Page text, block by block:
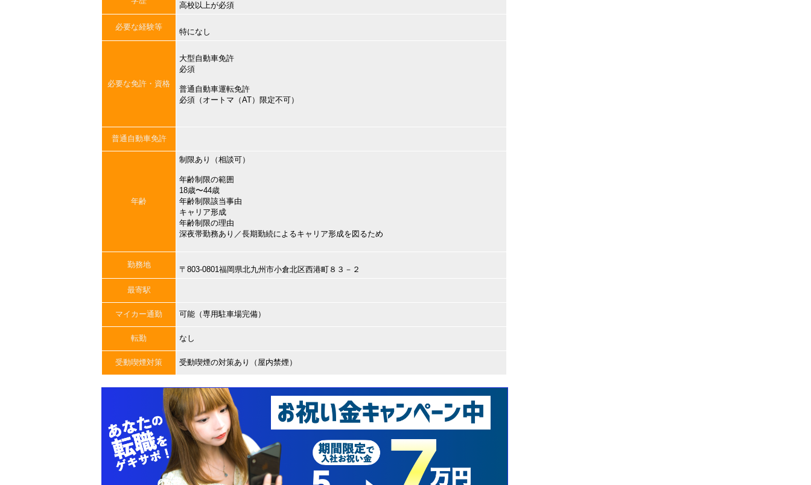
高校以上が必須
必要な経験等
特になし
必要な免許・資格
大型自動車免許
必須
普通自動車運転免許
必須（オートマ（AT）限定不可）
普通自動車免許
年齢
制限あり（相談可）
年齢制限の範囲
18歳〜44歳
年齢制限該当事由
キャリア形成
年齢制限の理由
深夜帯勤務あり／長期勤続によるキャリア形成を図るため
勤務地
〒803-0801福岡県北九州市小倉北区西港町８３－２
最寄駅
マイカー通勤 可能（専用駐車場完備）
転勤 なし
受動喫煙対策 受動喫煙の対策あり（屋内禁煙）